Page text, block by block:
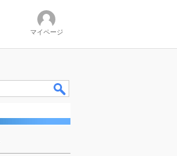
マイページ